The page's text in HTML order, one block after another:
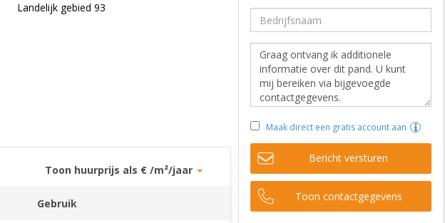
Landelijk gebied 93
Toon huurprijs als € /m²/jaar
Gebruik
Maak direct een gratis account aan
Bericht versturen
Toon contactgegevens